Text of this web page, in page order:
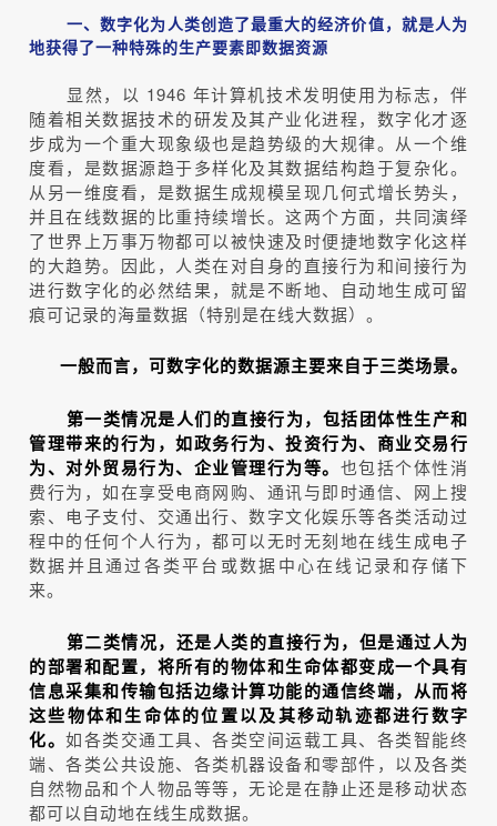
一、数字化为人类创造了最重大的经济价值， 就是人为
地获得了一种特殊的生产要素即数据资源
显然，以 1946 年计算机技术发明使用为标志，伴
随着相关数据技术的研发及其产业化进程，数字化才逐
步成为一个重大现象级也是趋势级的大规律。从一个维
度看，是数据源趋于多样化及其数据结构趋于复杂化。
从另一维度看，是数据生成规模呈现几何式增长势头，
并且在线数据的比重持续增长。这两个方面，共同演绎
了世界上万事万物都可以被快速及时便捷地数字化这样
的大趋势。因此，人类在对自身的直接行为和间接行为
进行数字化的必然结果，就是不断地、自动地生成可留
痕可记录的海量数据（特别是在线大数据）。
一般而言，可数字化的数据源主要来自于三类场景。
第一类情况是人们的直接行为，包括团体性生产和
管理带来的行为，如政务行为、投资行为、商业交易行
为、对外贸易行为、企业管理行为等。 也包括个体性消
费行为，如在享受电商网购、通讯与即时通信、网上搜
索、电子支付、交通出行、数字文化娱乐等各类活动过
程中的任何个人行为，都可以无时无刻地在线生成电子
数据并且通过各类平台或数据中心在线记录和存储下
来。
第二类情况，还是人类的直接行为，但是通过人为
的部署和配置，将所有的物体和生命体都变成一个具有
信息采集和传输包括边缘计算功能的通信终端，从而将
这些物体和生命体的位置以及其移动轨迹都进行数字
化。如各类交通工具、各类空间运载工具、各类智能终
端、各类公共设施、各类机器设备和零部件，以及各类
自然物品和个人物品等等，无论是在静止还是移动状态
都可以自动地在线生成数据。